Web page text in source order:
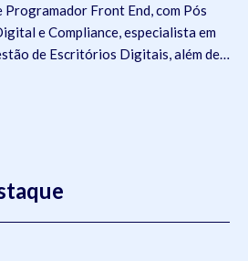
Front End, com Pós
e Compliance, especialista em
de Escritórios Digitais, além de
OAB e da Jovem Advocacia.